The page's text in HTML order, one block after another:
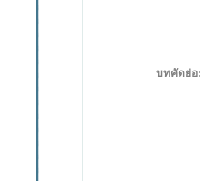
บทคัดย่อ: